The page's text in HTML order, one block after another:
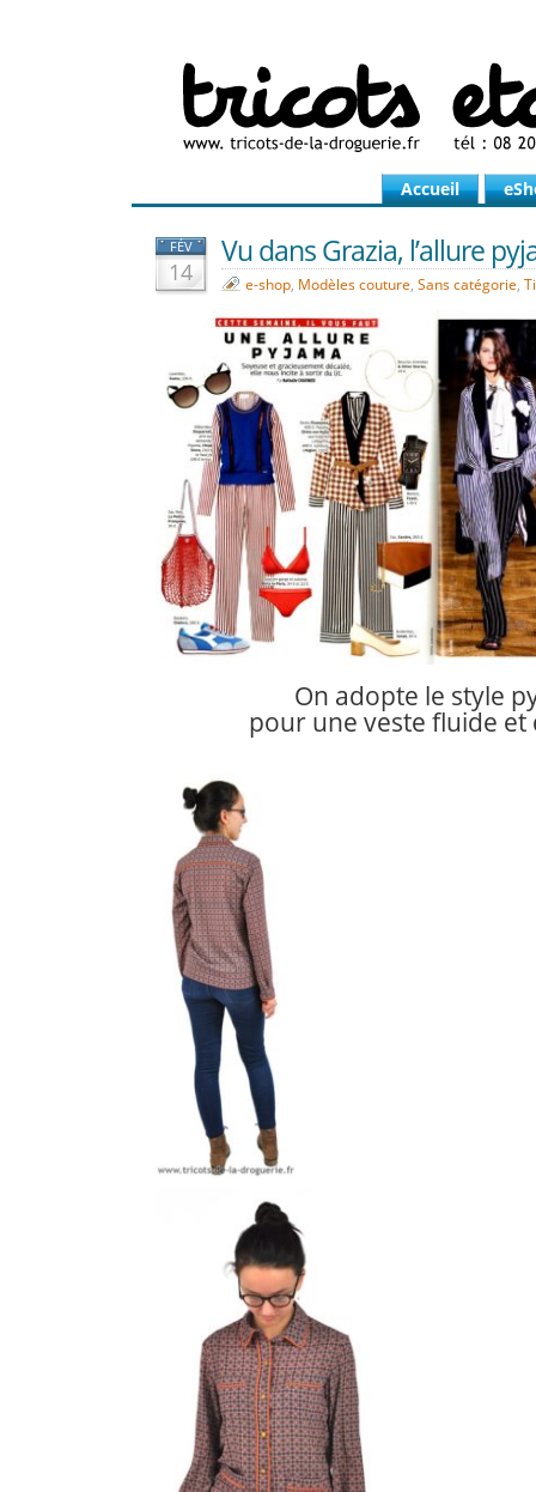
Accueil
FÉV
14
Vu dans Grazia, l’allure
e-shop, Modèles couture, Sans catégorie,
On adopte le style
pour une veste fluide et